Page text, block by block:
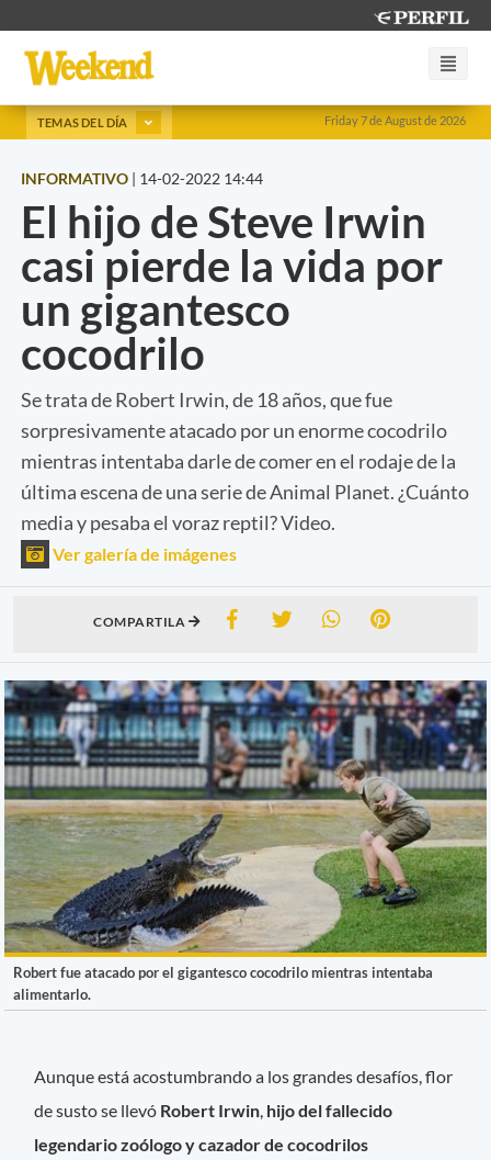
Friday 7 de August de 2026
TEMAS DEL DÍA
INFORMATIVO | 14-02-2022 14:44
El hijo de Steve Irwin
casi pierde la vida por
un gigantesco
cocodrilo
Se trata de Robert Irwin, de 18 años, que fue
sorpresivamente atacado por un enorme cocodrilo
mientras intentaba darle de comer en el rodaje de la
última escena de una serie de Animal Planet. ¿Cuánto
media y pesaba el voraz reptil? Video.
Ver galería de imágenes
COMPARTILA
Robert fue atacado por el gigantesco cocodrilo mientras intentaba
alimentarlo.
Aunque está acostumbrando a los grandes desafíos, flor
de susto se llevó Robert Irwin hijo del fallecido
legendario zoólogo y cazador de cocodrilos